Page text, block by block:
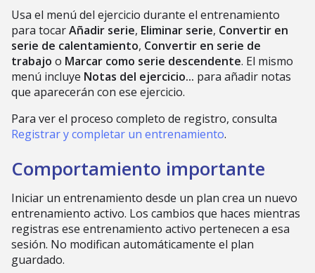
Usa el menú del ejercicio durante el entrenamiento
para tocarAñadir serie, Eliminar serie, Convertir en
serie de calentamiento, Convertir en serie de
trabajo o Marcar como serie descendente. El mismo
menú incluye Notas del ejercicio... para añadir notas
que aparecerán con ese ejercicio.
Para ver el proceso completo de registro, consulta
Registrar y completar un entrenamiento.
Comportamiento importante
Iniciar un entrenamiento desde un plan crea un nuevo
entrenamiento activo. Los cambios que haces mientras
registras ese entrenamiento activo pertenecen a esa
sesión. No modifican automáticamente el plan
guardado.